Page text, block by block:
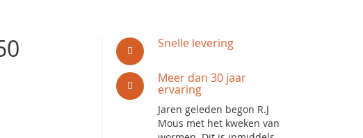
Snelle levering
Meer dan 30 jaar
ervaring
Jaren geleden begon R.J
Mous met het kweken van